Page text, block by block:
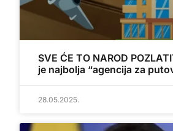
SVE ĆE TO NAROD
je najbolja “agencija za
28.05.2025.